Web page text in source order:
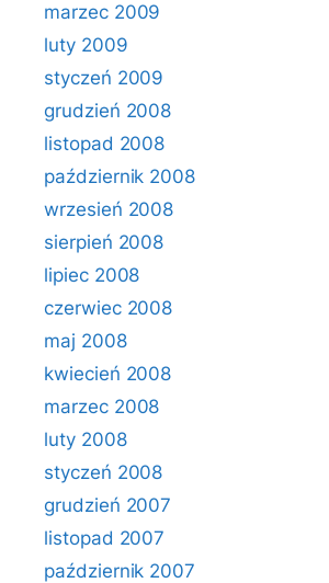
marzec 2009
luty 2009
styczeń 2009
grudzień 2008
listopad 2008
październik 2008
wrzesień 2008
sierpień 2008
lipiec 2008
czerwiec 2008
maj 2008
kwiecień 2008
marzec 2008
luty 2008
styczeń 2008
grudzień 2007
listopad 2007
październik 2007